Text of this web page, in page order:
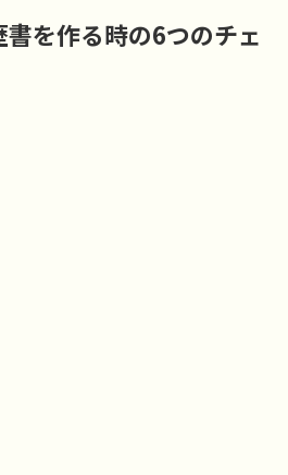
を作る時の6つのチェ